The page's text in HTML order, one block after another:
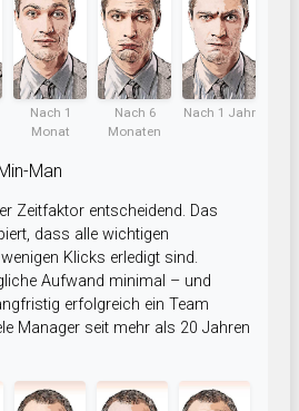
Nach 1
Monat
Nach 6
Monaten
Nach 1 Jahr
Man
Zeitfaktor entscheidend. Das
dass alle wichtigen
Klicks erledigt sind.
Aufwand minimal – und
erfolgreich ein Team
Manager seit mehr als 20 Jahren